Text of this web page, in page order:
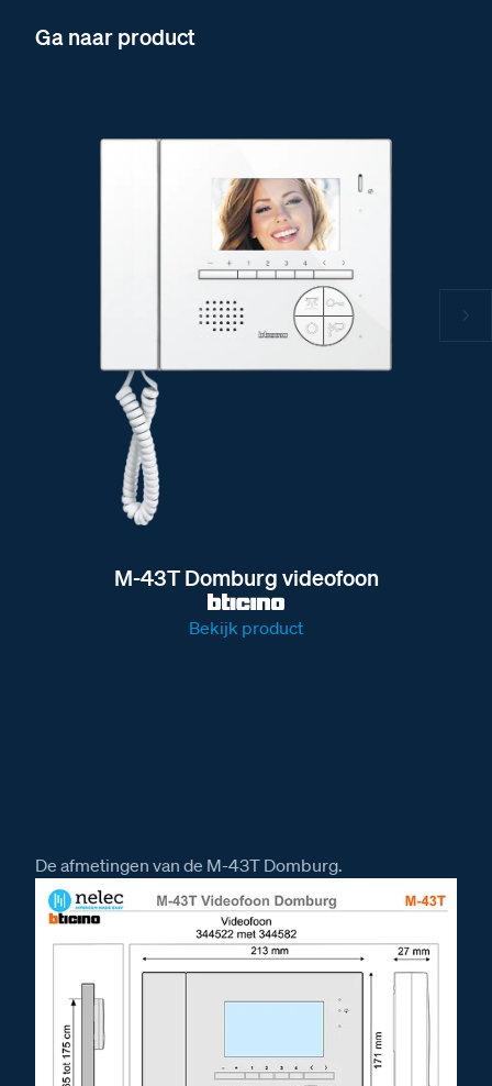
Ga naar product
M-43T Domburg videofoon
Bekijk product
De afmetingen van de M-43T Domburg.